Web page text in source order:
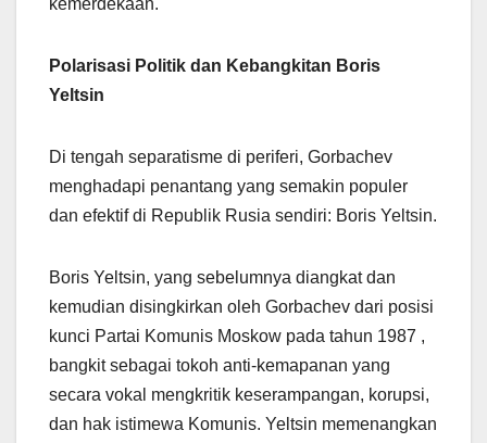
kemerdekaan.
Polarisasi Politik dan Kebangkitan Boris
Yeltsin
Di tengah separatisme di periferi, Gorbachev
menghadapi penantang yang semakin populer
dan efektif di Republik Rusia sendiri: Boris Yeltsin.
Boris Yeltsin, yang sebelumnya diangkat dan
kemudian disingkirkan oleh Gorbachev dari posisi
kunci Partai Komunis Moskow pada tahun 1987 ,
bangkit sebagai tokoh anti-kemapanan yang
secara vokal mengkritik keserampangan, korupsi,
dan hak istimewa Komunis. Yeltsin memenangkan